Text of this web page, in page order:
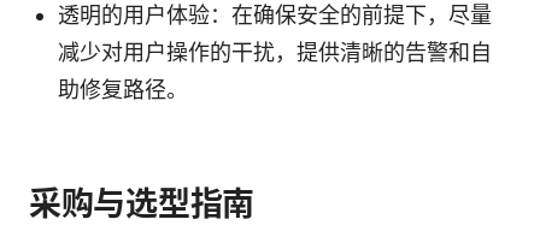
透明的用户体验：在确保安全的前提下，尽量
减少对用户操作的干扰，提供清晰的告警和自
助修复路径。
采购与选型指南